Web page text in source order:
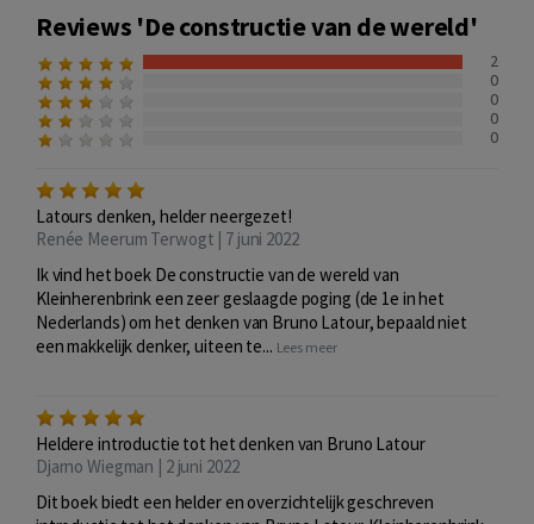
Reviews 'De constructie van de wereld'
2
0
0
0
0
Latours denken, helder neergezet!
Renée Meerum Terwogt | 7 juni 2022
Ik vind het boek De constructie van de wereld van
Kleinherenbrink een zeer geslaagde poging (de 1e in het
Nederlands) om het denken van Bruno Latour, bepaald niet
een makkelijk denker, uiteen te... Lees meer
Heldere introductie tot het denken van Bruno Latour
Djarno Wiegman | 2 juni 2022
Dit boek biedt een helder en overzichtelijk geschreven